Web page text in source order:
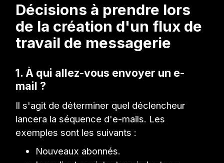
Décisions à prendre lors
de la création d'un flux de
travail de messagerie
1. À qui allez-vous envoyer un e-
mail ?
Il s'agit de déterminer quel déclencheur
lancera la séquence d'e-mails. Les
exemples sont les suivants :
Nouveaux abonnés.